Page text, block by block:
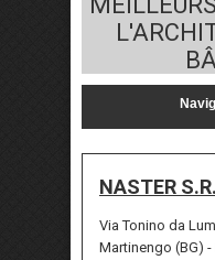
NASTER
Via Tonino da
Martinengo (BG) -